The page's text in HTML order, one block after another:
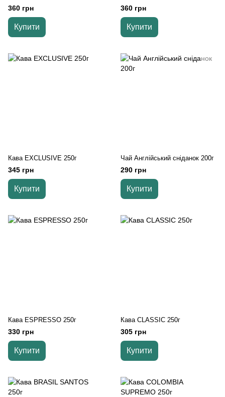
мм
360 грн
Купити
мм
360 грн
Купити
Кава EXCLUSIVE 250г
345 грн
Купити
Чай Англійський сніданок 200г
290 грн
Купити
Кава ESPRESSO 250г
330 грн
Купити
Кава CLASSIC 250г
305 грн
Купити